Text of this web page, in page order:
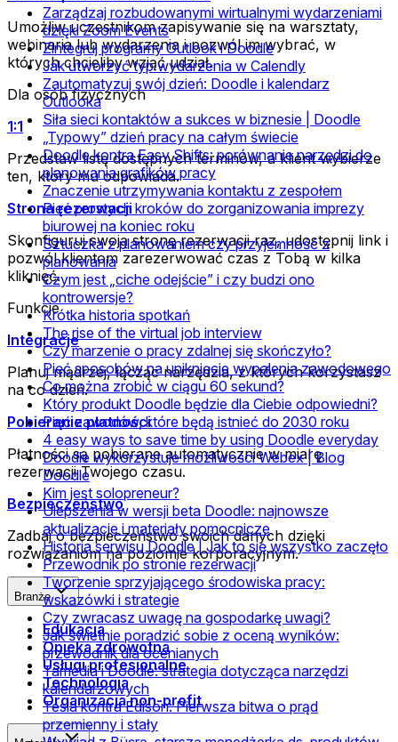
Umożliw uczestnikom zapisywanie się na warsztaty,
webinaria lub wydarzenia i pozwól im wybrać, w
których chcieliby wziąć udział.
Dla osób fizycznych
1:1
Przedstaw listę dostępnych terminów, a klient wybierze
ten, który mu odpowiada.
Strona rezerwacji
Skonfiguruj swoją stronę rezerwacji raz, udostępnij link i
pozwól klientom zarezerwować czas z Tobą w kilka
kliknięć.
Funkcje
Integracje
Planuj mądrzej, łącząc narzędzia, z których korzystasz
na co dzień.
Pobieranie płatności
Płatności są pobierane automatycznie w miarę
rezerwacji Twojego czasu.
Bezpieczeństwo
Zadbaj o bezpieczeństwo swoich danych dzięki
rozwiązaniom na poziomie korporacyjnym.
Branże
Edukacja
Opieka zdrowotna
Usługi profesjonalne
Technologia
Organizacja non-profit
Zarządzaj rozbudowanymi wirtualnymi wydarzeniami
dzięki Zoom Events
Zintegruj programy Outlook i Doodle
Jak utworzyć typ wydarzenia w Calendly
Zautomatyzuj swój dzień: Doodle i kalendarz
Outlooka
Siła sieci kontaktów a sukces w biznesie | Doodle
„Typowy” dzień pracy na całym świecie
Doodle kontra Easy Shifts: porównanie narzędzi do
planowania grafików pracy
Znaczenie utrzymywania kontaktu z zespołem
Pięć prostych kroków do zorganizowania imprezy
biurowej na koniec roku
Sztuczka z planowaniem czy przyjemność z
planowania
Czym jest „ciche odejście” i czy budzi ono
kontrowersje?
Krótka historia spotkań
The rise of the virtual job interview
Czy marzenie o pracy zdalnej się skończyło?
Pięć sposobów na uniknięcie wypalenia zawodowego
Co można zrobić w ciągu 60 sekund?
Który produkt Doodle będzie dla Ciebie odpowiedni?
Pięć zawodów, które będą istnieć do 2030 roku
4 easy ways to save time by using Doodle everyday
Doodle wykorzystuje możliwości Webex | Blog
Doodle
Kim jest solopreneur?
Ulepszenia w wersji beta Doodle: najnowsze
aktualizacje i materiały pomocnicze
Historia serwisu Doodle | Jak to się wszystko zaczęło
Przewodnik po stronie rezerwacji
Tworzenie sprzyjającego środowiska pracy:
wskazówki i strategie
Czy zwracasz uwagę na gospodarkę uwagi?
Jak świetnie poradzić sobie z oceną wyników:
przewodnik dla ocenianych
Tamedia i Doodle: strategia dotycząca narzędzi
kalendarzowych
Tesla kontra Edison: Pierwsza bitwa o prąd
przemienny i stały